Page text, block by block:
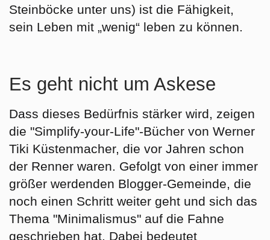
Steinböcke unter uns) ist die Fähigkeit,
sein Leben mit „wenig“ leben zu können.
Es geht nicht um Askese
Dass dieses Bedürfnis stärker wird, zeigen
die "Simplify-your-Life"-Bücher von Werner
Tiki Küstenmacher, die vor Jahren schon
der Renner waren. Gefolgt von einer immer
größer werdenden Blogger-Gemeinde, die
noch einen Schritt weiter geht und sich das
Thema "Minimalismus" auf die Fahne
geschrieben hat. Dabei bedeutet